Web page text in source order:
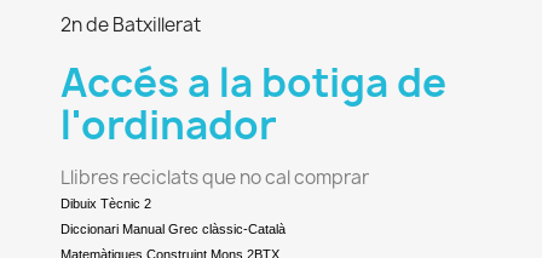
2n de Batxillerat
Accés a la botiga de
l'ordinador
Llibres reciclats que no cal comprar
Dibuix Tècnic 2
Diccionari Manual Grec clàssic-Català
Matemàtiques Construint Mons 2BTX